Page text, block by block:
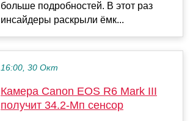
больше подробностей. В этот раз
инсайдеры раскрыли ёмк...
16:00, 30 Окт
Камера Canon EOS R6 Mark III
получит 34.2-Мп сенсор